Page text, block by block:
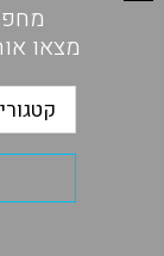
מצאו